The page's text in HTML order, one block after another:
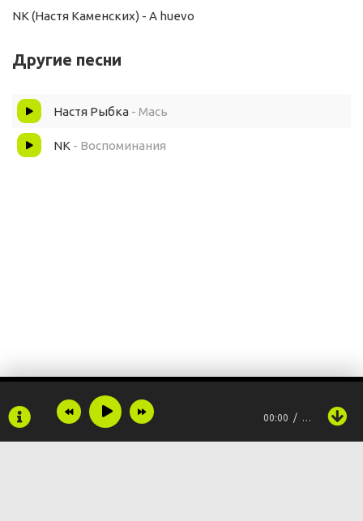
NK (Настя Каменских) - A huevo
Другие песни
Настя Рыбка - Мась
NK - Воспоминания
00:00